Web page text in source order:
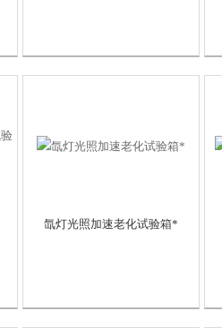
氙灯光照加速老化试验箱*